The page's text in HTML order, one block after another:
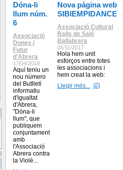
Dóna-li
llum núm.
6
Associació
Dones i
Futur
d'Abrera
17/04/2018
Aquí teniu un
nou número
del Butlletí
informatiu
d'igualtat
d'Abrera,
"Dóna-li
llum", que
publiquem
conjuntament
amb
l'Associació
Abrera contra
la Violè...
Nova página web
SIBIEMPIDANCE
Associació Cultural
Balls de Saló
Ballabrera
05/11/2017
Hola hem unit
esforços entre totes
les associacions i
hem creat la web:
Llegir més...